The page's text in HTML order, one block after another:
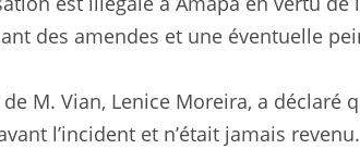
des amendes et une éventuelle
de M. Vian, Lenice Moreira, a
l’incident et n’était jamais revenu.